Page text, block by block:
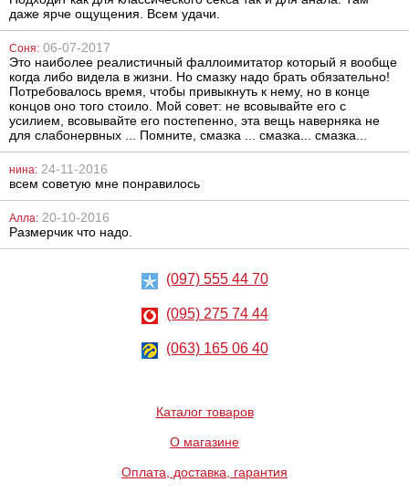
538
Inflatable
Маска на глаза
Fetish Fantasy
Series Satin
Love Mask Pink
225 грн
сосков и
1320 грн
Гель Fisting Gel,
1030 грн 901
даже ярче ощущения. Всем удачи.
Соня: 06-07-2017
Это наиболее реалистичный фаллоимитатор который я вообще
когда либо видела в жизни. Но смазку надо брать обязательно!
Потребовалось время, чтобы привыкнуть к нему, но в конце
концов оно того стоило. Мой совет: не всовывайте его с
усилием, всовывайте его постепенно, эта вещь наверняка не
для слабонервных ... Помните, смазка ... смазка... смазка...
нина: 24-11-2016
всем советую мне понравилось
Алла: 20-10-2016
Размерчик что надо.
(097) 555 44 70
(095) 275 74 44
(063) 165 06 40
Каталог товаров
О магазине
Оплата, доставка, гарантия